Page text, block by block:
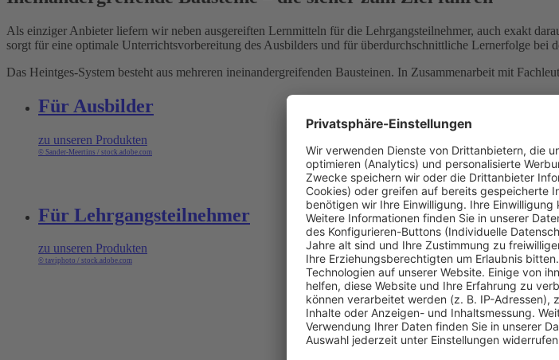
Als einziger Anbieter liefern wir neben ausgereiften Lernmitteln für die Lehrgangsteilnehmer, auch exakt
sorgt für eine optimale Unterrichtsvorbereitung des Ausbilders und für überdurchschnittliche Lernerfolge bei
Das Heintges-System besteht aus mehreren ineinandergreifenden Bausteinen. In Zusammenarbeit mit
Für Ausbilder
zu unseren Produkten
© Sander-Meertins / stock.adobe.com
Für Lehrgangsteilnehmer
zu unseren Produkten
© taviphoto / stock.adobe.com